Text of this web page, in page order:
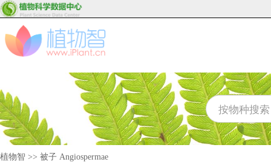
植物智 >> 被子 Angiospermae